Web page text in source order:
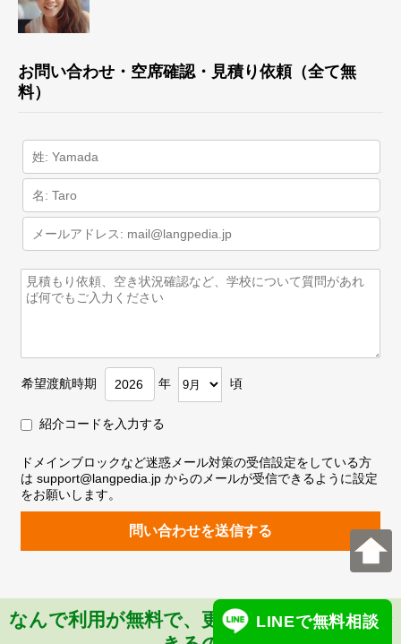
お問い合わせ・空席確認・見積り依頼（全て無
料）
希望渡航時期 年 頃
紹介コードを入力する
ドメインブロックなど迷惑メール対策の受信設定をしている方
は support@langpedia.jp からのメールが受信できるように設定
をお願いします。
問い合わせを送信する
なんで利用が無料で、更に最低価格を保証で
LINEで無料相談